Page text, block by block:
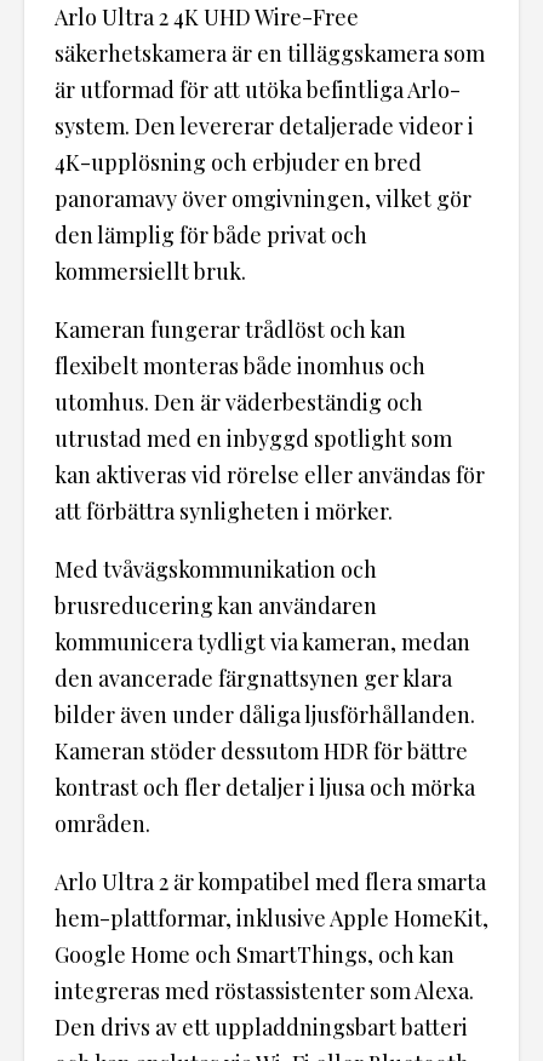
Arlo Ultra 2 4K UHD Wire-Free
säkerhetskamera är en tilläggskamera som
är utformad för att utöka befintliga Arlo-
system. Den levererar detaljerade videor i
4K-upplösning och erbjuder en bred
panoramavy över omgivningen, vilket gör
den lämplig för både privat och
kommersiellt bruk.
Kameran fungerar trådlöst och kan
flexibelt monteras både inomhus och
utomhus. Den är väderbeständig och
utrustad med en inbyggd spotlight som
kan aktiveras vid rörelse eller användas för
att förbättra synligheten i mörker.
Med tvåvägskommunikation och
brusreducering kan användaren
kommunicera tydligt via kameran, medan
den avancerade färgnattsynen ger klara
bilder även under dåliga ljusförhållanden.
Kameran stöder dessutom HDR för bättre
kontrast och fler detaljer i ljusa och mörka
områden.
Arlo Ultra 2 är kompatibel med flera smarta
hem-plattformar, inklusive Apple HomeKit,
Google Home och SmartThings, och kan
integreras med röstassistenter som Alexa.
Den drivs av ett uppladdningsbart batteri